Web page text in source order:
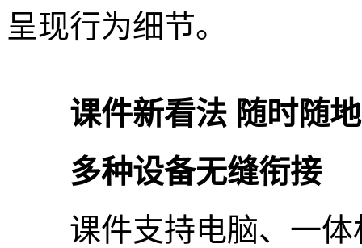
呈现行为细节。
课件新看法 随时随地
多种设备无缝衔接
课件支持电脑、一体